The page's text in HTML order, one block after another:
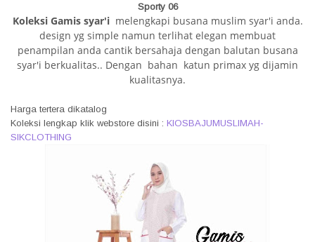
Sporty 06
Koleksi Gamis syar'i melengkapi busana muslim syar'i anda.
design yg simple namun terlihat elegan membuat
penampilan anda cantik bersahaja dengan balutan busana
syar'i berkualitas.. Dengan bahan katun primax yg dijamin
kualitasnya.
Harga tertera dikatalog
Koleksi lengkap klik webstore disini : KIOSBAJUMUSLIMAH-
SIKCLOTHING